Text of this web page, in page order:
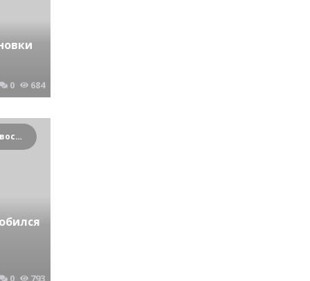
0 684
Криминальные новости Новосибирска и Сибирского региона
0 793